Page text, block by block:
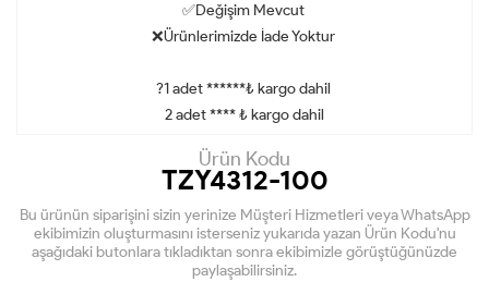
✅Değişim Mevcut
❌Ürünlerimizde İade Yoktur
?1 adet ******₺ kargo dahil
2 adet **** ₺ kargo dahil
Ürün Kodu
TZY4312-100
Bu ürünün siparişini sizin yerinize Müşteri Hizmetleri veya WhatsApp
ekibimizin oluşturmasını isterseniz yukarıda yazan Ürün Kodu'nu
aşağıdaki butonlara tıkladıktan sonra ekibimizle görüştüğünüzde
paylaşabilirsiniz.